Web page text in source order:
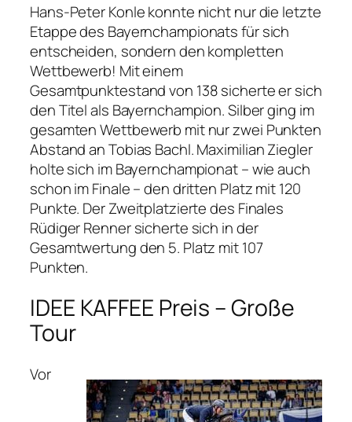
Hans-Peter Konle konnte nicht nur die letzte
Etappe des Bayernchampionats für sich
entscheiden, sondern den kompletten
Wettbewerb! Mit einem
Gesamtpunktestand von 138 sicherte er sich
den Titel als Bayernchampion. Silber ging im
gesamten Wettbewerb mit nur zwei Punkten
Abstand an Tobias Bachl. Maximilian Ziegler
holte sich im Bayernchampionat – wie auch
schon im Finale – den dritten Platz mit 120
Punkte. Der Zweitplatzierte des Finales
Rüdiger Renner sicherte sich in der
Gesamtwertung den 5. Platz mit 107
Punkten.
IDEE KAFFEE Preis – Große
Tour
Vor